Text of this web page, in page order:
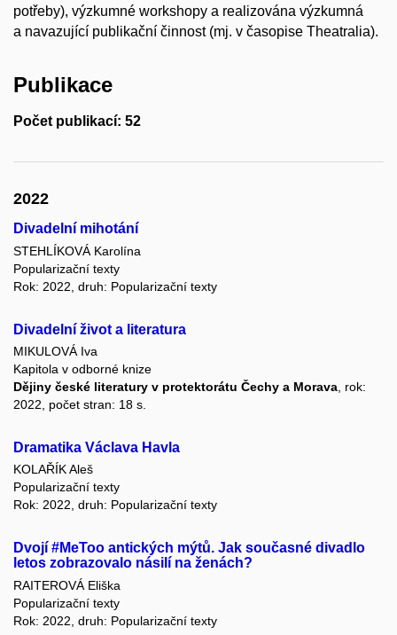
potřeby), výzkumné workshopy a realizována výzkumná
a navazující publikační činnost (mj. v časopise Theatralia).
Publikace
Počet publikací: 52
2022
Divadelní mihotání
STEHLÍKOVÁ Karolína
Popularizační texty
Rok: 2022, druh: Popularizační texty
Divadelní život a literatura
MIKULOVÁ Iva
Kapitola v odborné knize
Dějiny české literatury v protektorátu Čechy a Morava , rok:
2022, počet stran: 18 s.
Dramatika Václava Havla
KOLAŘÍK Aleš
Popularizační texty
Rok: 2022, druh: Popularizační texty
Dvojí #MeToo antických mýtů. Jak současné divadlo
letos zobrazovalo násilí na ženách?
RAITEROVÁ Eliška
Popularizační texty
Rok: 2022, druh: Popularizační texty